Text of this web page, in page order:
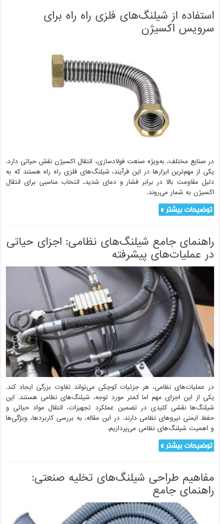
استفاده از شیلنگ‌های فلزی راه راه برای
سرویس اکسیژن
در صنایع مختلف، به‌ویژه صنعت فولادسازی، انتقال اکسیژن نقش حیاتی دارد.
یکی از مهم‌ترین ابزارها در این فرآیند، شیلنگ‌های فلزی راه راه هستند که به
دلیل مقاومت بالا در برابر فشار و دمای شدید، انتخاب مناسبی برای انتقال
اکسیژن به شمار می‌روند.
توضیحات بیشتر »
راهنمای جامع شیلنگ‌های نظامی: اجزای حیاتی
در عملیات‌های پیشرفته
در عملیات‌های نظامی، هر جزئیات کوچکی می‌تواند تفاوت بزرگی ایجاد کند.
یکی از این اجزای مهم اما کمتر مورد توجه، شیلنگ‌های نظامی هستند. این
شیلنگ‌ها نقشی کلیدی در تضمین عملکرد تجهیزات، انتقال مواد حیاتی و
حفظ ایمنی نیروهای نظامی دارند. در این مقاله، به بررسی کاربردها، ویژگی‌ها
و اهمیت شیلنگ‌های نظامی می‌پردازیم.
توضیحات بیشتر »
مفاهیم طراحی شیلنگ‌های تخلیه صنعتی:
راهنمای جامع